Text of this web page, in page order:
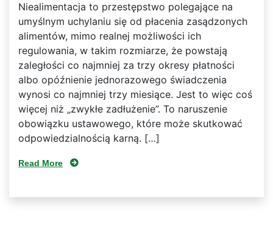
Niealimentacja to przestępstwo polegające na
umyślnym uchylaniu się od płacenia zasądzonych
alimentów, mimo realnej możliwości ich
regulowania, w takim rozmiarze, że powstają
zaległości co najmniej za trzy okresy płatności
albo opóźnienie jednorazowego świadczenia
wynosi co najmniej trzy miesiące. Jest to więc coś
więcej niż „zwykłe zadłużenie”. To naruszenie
obowiązku ustawowego, które może skutkować
odpowiedzialnością karną. […]
Read More